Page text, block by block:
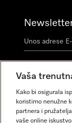
Vaša
Kako bi osigurala
koristimo nenužne
partnera i
vaše online